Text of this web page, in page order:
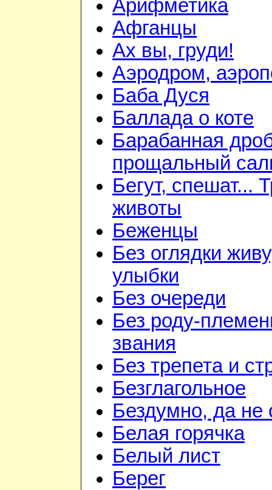
Арифметика
Афганцы
Ах вы, груди!
Аэродром,
Баба Дуся
Баллада о коте
Барабанная
прощальный
Бегут, спешат...
животы
Беженцы
Без оглядки
улыбки
Без очереди
Без роду-
звания
Без трепета и
Безглагольное
Бездумно, да не
Белая горячка
Белый лист
Берег